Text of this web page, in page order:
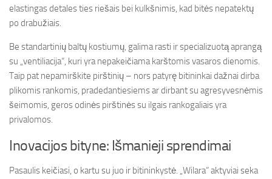
elastingas detales ties riešais bei kulkšnimis, kad bitės nepatektų
po drabužiais.
Be standartinių baltų kostiumų, galima rasti ir specializuotą aprangą
su „ventiliacija“, kuri yra nepakeičiama karštomis vasaros dienomis.
Taip pat nepamirškite pirštinių – nors patyrę bitininkai dažnai dirba
plikomis rankomis, pradedantiesiems ar dirbant su agresyvesnėmis
šeimomis, geros odinės pirštinės su ilgais rankogaliais yra
privalomos.
Inovacijos bityne: Išmanieji sprendimai
Pasaulis keičiasi, o kartu su juo ir bitininkystė. „Wilara“ aktyviai seka